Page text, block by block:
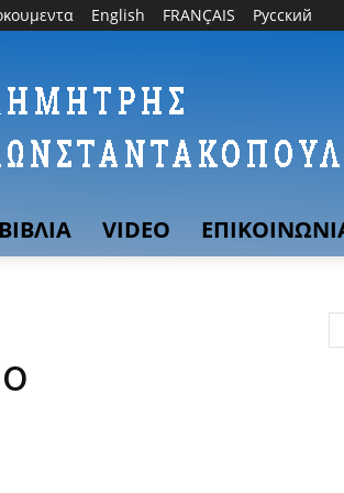
English FRANÇAIS Русский
ΒΙΒΛΙΑ VIDEO